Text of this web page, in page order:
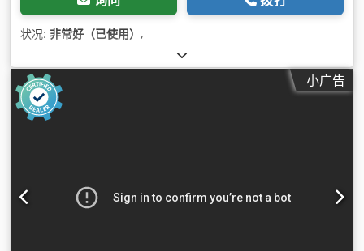
状况: 非常好（已使用） ,
小广告